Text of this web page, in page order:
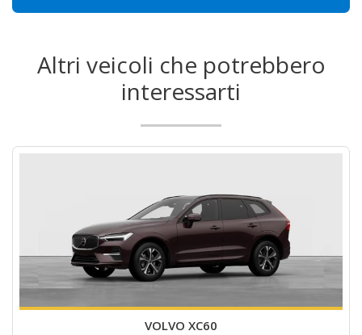
Altri veicoli che potrebbero
interessarti
VOLVO XC60